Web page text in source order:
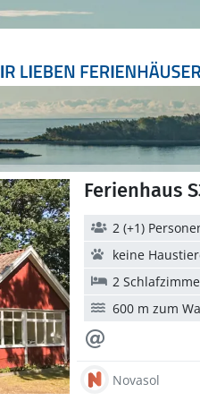
Ferienhaus
2 (+1)
keine
2
600 m zum
Novasol